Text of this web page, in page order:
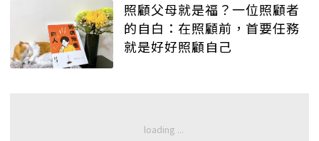
照顧父母就是福？一位照顧者
的自白：在照顧前，首要任務
就是好好照顧自己